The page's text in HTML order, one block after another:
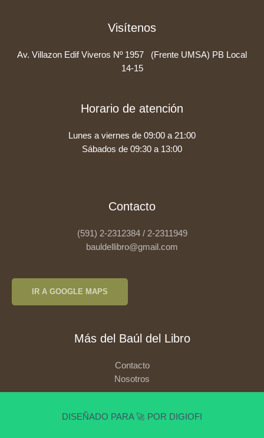
Visítenos
Av. Villazon Edif Viveros Nº 1957 (Frente UMSA) PB Local
14-15
Horario de atención
Lunes a viernes de 09:00 a 21:00
Sábados de 09:30 a 13:00
Contacto
(591) 2-2312384 / 2-2311949
bauldellibro@gmail.com
IR A GOOGLE MAPS
Más del Baúl del Libro
Contacto
Nosotros
DISEÑADO PARA 🚀 POR DIGIOFI